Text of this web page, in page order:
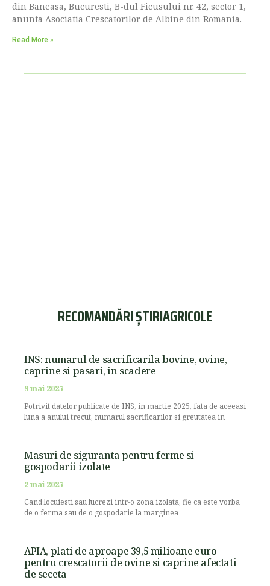
din Baneasa, Bucuresti, B-dul Ficusului nr. 42, sector 1,
anunta Asociatia Crescatorilor de Albine din Romania.
Read More »
RECOMANDĂRI ȘTIRIAGRICOLE
INS: numarul de sacrificarila bovine, ovine,
caprine si pasari, in scadere
9 mai 2025
Potrivit datelor publicate de INS, in martie 2025, fata de aceeasi
luna a anului trecut, numarul sacrificarilor si greutatea in
Masuri de siguranta pentru ferme si
gospodarii izolate
2 mai 2025
Cand locuiesti sau lucrezi intr-o zona izolata, fie ca este vorba
de o ferma sau de o gospodarie la marginea
APIA, plati de aproape 39,5 milioane euro
pentru crescatorii de ovine si caprine afectati
de seceta